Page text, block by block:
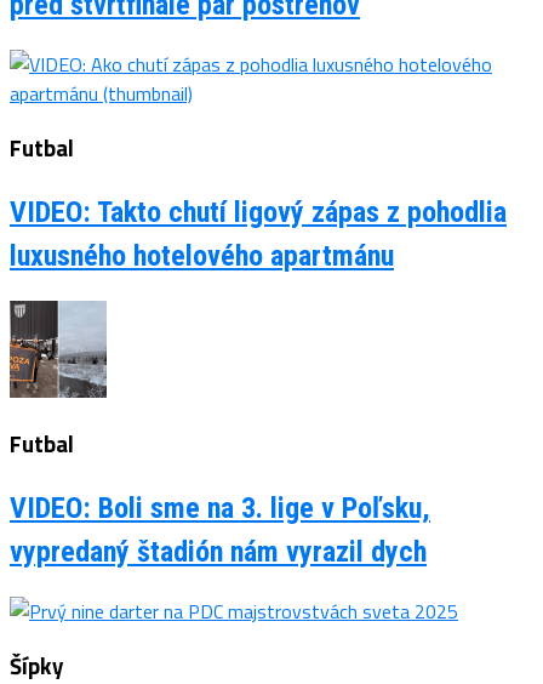
Futbal
VIDEO: Takto chutí ligový zápas z pohodlia
luxusného hotelového apartmánu
Futbal
VIDEO: Boli sme na 3. lige v Poľsku,
vypredaný štadión nám vyrazil dych
Šípky